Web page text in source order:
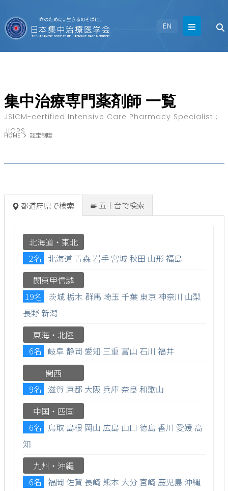
EN
HOME 認定制度
集中治療専門薬剤師 一覧
JSICM-certified Intensive Care Pharmacy Specialist ;
JICPS
都道府県で検索 五十音で検索
北海道・東北
2名 北海道 青森岩手 宮城 秋田 山形福島
関東甲信越
19名
茨城栃木 群馬 埼玉 千葉 東京 神奈川 山梨
長野新潟
東海・北陸
6名
岐阜 静岡 愛知 三重 富山 石川 福井
関西
9名 滋賀 京都 大阪 兵庫 奈良 和歌山
中国・四国
6名
鳥取 島根 岡山 広島 山口 徳島 香川 愛媛 高
知
九州・沖縄
6名 福岡 佐賀 長崎熊本 大分 宮崎 鹿児島 沖縄